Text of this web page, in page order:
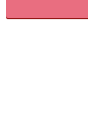
肉を鍛えれば臀